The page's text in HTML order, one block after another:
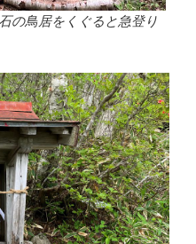
の鳥居をくぐると急登り